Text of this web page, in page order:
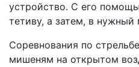
устройство. С его
тетиву, а затем, в нужный
Соревнования по
мишеням на открытом